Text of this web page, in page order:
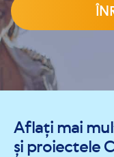
Aflați mai
și proiectele